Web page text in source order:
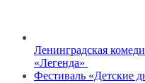
Ленинградская
«Легенда»
Фестиваль «Детские